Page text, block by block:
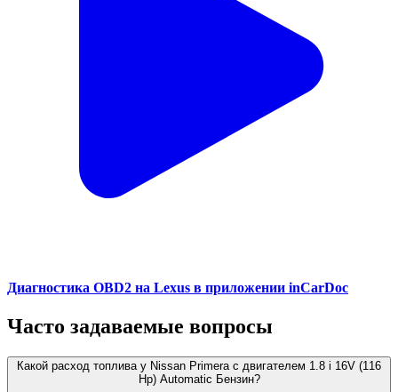
Диагностика OBD2 на Lexus в приложении inCarDoc
Часто задаваемые вопросы
Какой расход топлива у Nissan Primera с двигателем 1.8 i 16V (116
Hp) Automatic Бензин?